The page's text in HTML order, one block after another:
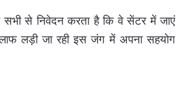
से निवेदन करता है कि वे सेंटर में जाएं
लड़ी जा रही इस जंग में अपना सहयोग